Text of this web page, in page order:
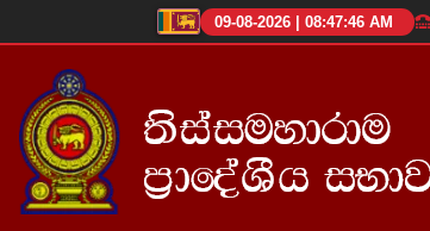
09-08-2026 | 08:47:46 AM